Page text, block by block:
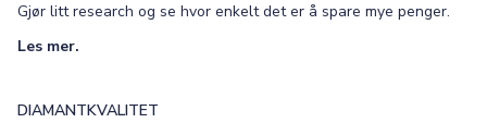
Gjør litt research og se hvor enkelt det er å spare mye penger.
Les mer.
DIAMANTKVALITET